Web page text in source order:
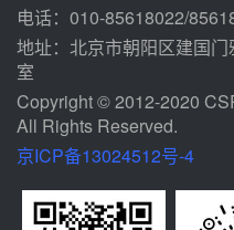
电话：010-85618022/
地址：北京市朝阳区建国
室
Copyright © 2012-2020
All Rights Reserved.
京ICP备13024512号-4